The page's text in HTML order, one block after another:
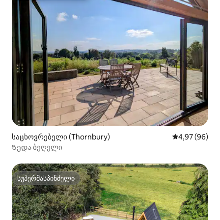
საცხოვრებელი (Thornbury) საშუალო
4,97 (96)
Ზედა ბეღელი
სუპერმასპინძელი
სუპერმასპინძელი